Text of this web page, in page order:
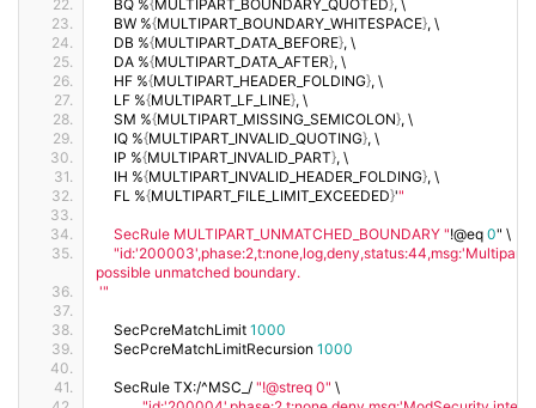
    BQ %
{MULTIPART_BOUNDARY_QUOTED}, \
    BW %
{MULTIPART_BOUNDARY_WHITESPACE}, \
    DB %
{MULTIPART_DATA_BEFORE}, \
    DA %
{MULTIPART_DATA_AFTER}, \
    HF %
{MULTIPART_HEADER_FOLDING}, \
    LF %
{MULTIPART_LF_LINE}, \
    SM %
{MULTIPART_MISSING_SEMICOLON}, \
    IQ %
{MULTIPART_INVALID_QUOTING}, \
    IP %
{MULTIPART_INVALID_PART}, \
    IH %
{MULTIPART_INVALID_HEADER_FOLDING}, \
    FL %
{MULTIPART_FILE_LIMIT_EXCEEDED}'"
    SecRule MULTIPART_UNMATCHED_BOUNDARY "
!@eq 0" \
"id:'200003',phase:2,t:none,log,deny,status:44,msg:'Multipart
possible unmatched boundary.
'"
    SecPcreMatchLimit
1000
    SecPcreMatchLimitRecursion
1000
    SecRule TX:/^MSC_/
"!@streq 0" \